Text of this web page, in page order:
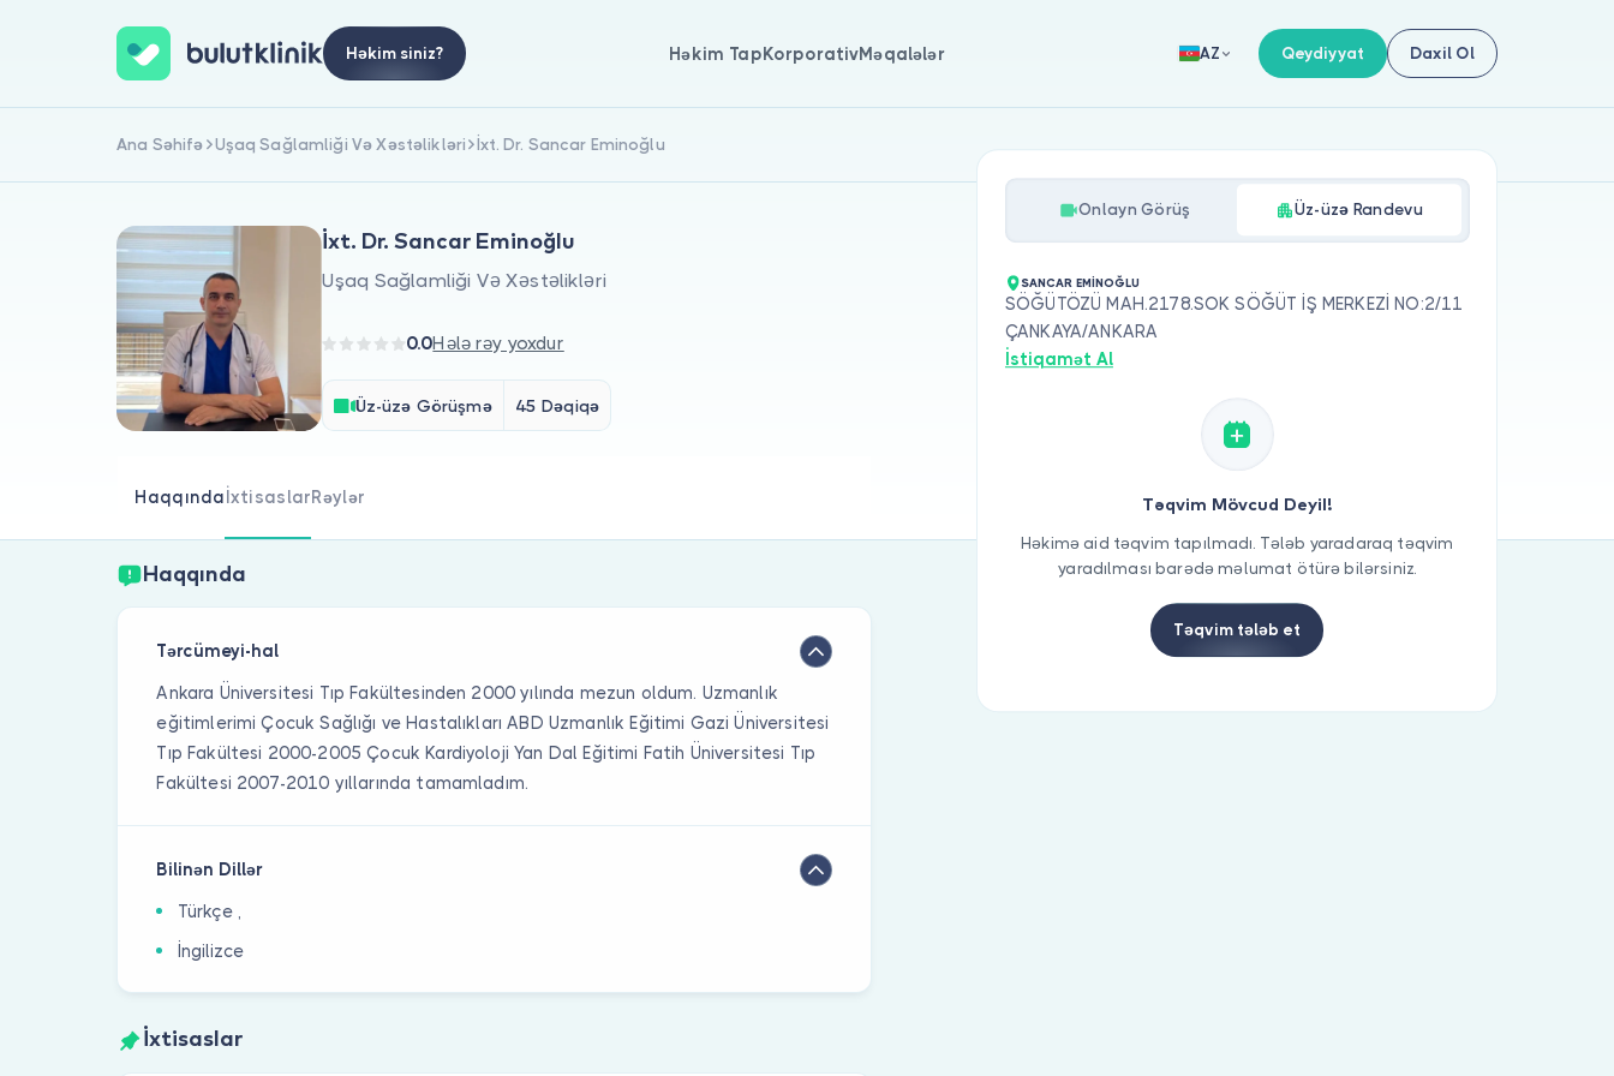
Həkim siniz? Həkim TapKorporativMəqalələr AZ Qeydiyyat Daxil Ol
Ana Səhifə Uşaq Sağlamliği Və Xəstəlikləri İxt. Dr. Sancar Eminoğlu
İxt. Dr. Sancar Eminoğlu
Uşaq Sağlamliği Və Xəstəlikləri
0.0Hələ rəy yoxdur
Üz-üzə Görüşmə 45 Dəqiqə
Haqqında İxtisaslarRəylər
Haqqında
Tərcümeyi-hal
Ankara Üniversitesi Tıp Fakültesinden 2000 yılında mezun oldum. Uzmanlık
eğitimlerimi Çocuk Sağlığı ve Hastalıkları ABD Uzmanlık Eğitimi Gazi Üniversitesi
Tıp Fakültesi 2000-2005 Çocuk Kardiyoloji Yan Dal Eğitimi Fatih Üniversitesi Tıp
Fakültesi 2007-2010 yıllarında tamamladım.
Bilinən Dillər
Türkçe ,
İngilizce
İxtisaslar
Onlayn Görüş Üz-üzə Randevu
SANCAR EMİNOĞLU
SÖĞÜTÖZÜ MAH.2178.SOK SÖĞÜT İŞ MERKEZİ NO:2/11
ÇANKAYA/ANKARA
İstiqamət Al
Təqvim Mövcud Deyil!
Həkimə aid təqvim tapılmadı. Tələb yaradaraq təqvim
yaradılması barədə məlumat ötürə bilərsiniz.
Təqvim tələb et